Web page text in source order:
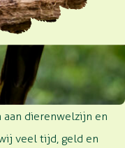
aan dierenwelzijn en
veel tijd, geld en